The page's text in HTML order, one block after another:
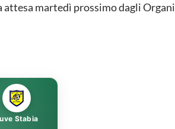
attesa martedì prossimo dagli Organi
Stabia